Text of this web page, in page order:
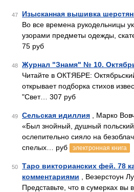
47 Изысканная вышивка
Во все времена рукодельницы
узорами предметы одежды,
75 руб
48 Журнал "Знамя" № 10.
Читайте в ОКТЯБРЕ:
открывает подборка стихов
"Свет… 307 руб
49 Сельская идиллия , Марко
«Был знойный, душный
ослепительно сияло на
спелых… руб
электронная книга
50
Таро викторианских фей. 78
комментариями , Везерстоун
Представьте, что в сумерках вы